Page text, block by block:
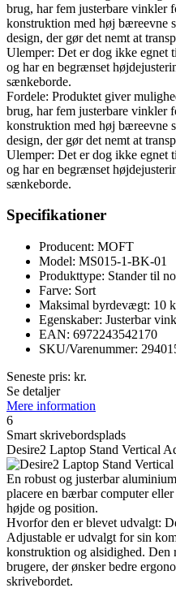
brug, har fem justerbare vinkler
konstruktion med høj bæreevne
design, der gør det nemt at
Ulemper: Det er dog ikke egnet
og har en begrænset
sænkeborde.
Fordele: Produktet giver
brug, har fem justerbare vinkler
konstruktion med høj bæreevne
design, der gør det nemt at
Ulemper: Det er dog ikke egnet
og har en begrænset
sænkeborde.
Specifikationer
Producent: MOFT
Model: MS015-1-BK-01
Produkttype: Stander til
Farve: Sort
Maksimal byrdevægt: 10
Egenskaber: Justerbar
EAN: 6972243542170
SKU/Varenummer:
Seneste pris: kr.
Se detaljer
Mere information
6
Smart skrivebordsplads
Desire2 Laptop Stand Vertical
En robust og justerbar
placere en bærbar computer
højde og position.
Hvorfor den er blevet udvalgt:
Adjustable er udvalgt for sin
konstruktion og alsidighed.
brugere, der ønsker bedre
skrivebordet.